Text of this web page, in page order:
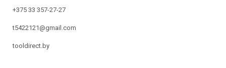
+375 33 357-27-27
t5422121@gmail.com
tooldirect.by